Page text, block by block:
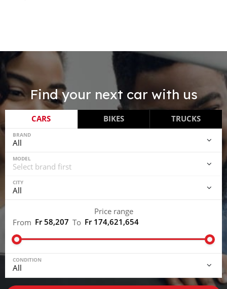
Find your next car with us
CARS BIKES TRUCKS
BRAND
MODEL
CITY
Price range
From Fr 58,207 To Fr 174,621,654
CONDITION